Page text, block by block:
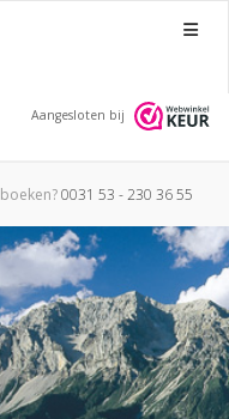
Menu
Aangesloten bij
boeken?0031 53 - 230 36 55